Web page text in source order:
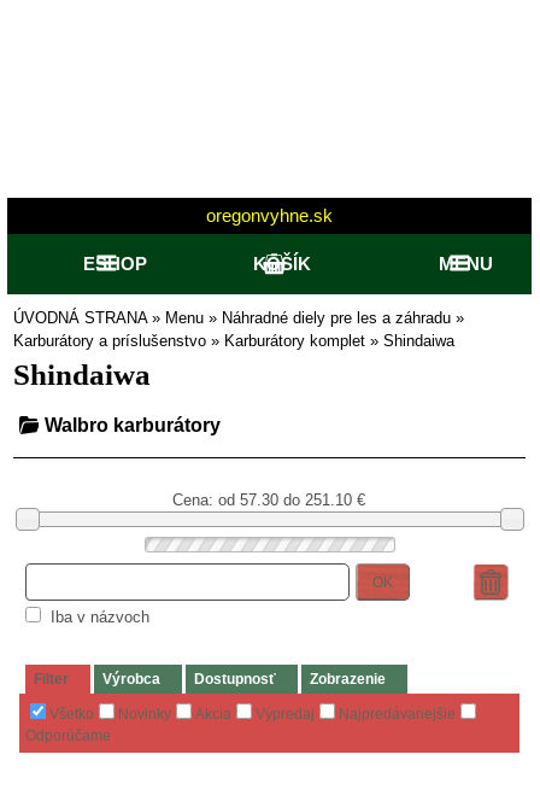
oregonvyhne.sk
ESHOP KOŠÍK MENU
ÚVODNÁ STRANA» Menu » Náhradné diely pre les a záhradu »
Karburátory a príslušenstvo » Karburátory komplet » Shindaiwa
Shindaiwa
Walbro karburátory
Cena: od 57.30 do 251.10 €
OK
Iba v názvoch
Filter Výrobca Dostupnosť Zobrazenie
Všetko Novinky Akcia Výpredaj
Najpredávanejšie
Odporúčame